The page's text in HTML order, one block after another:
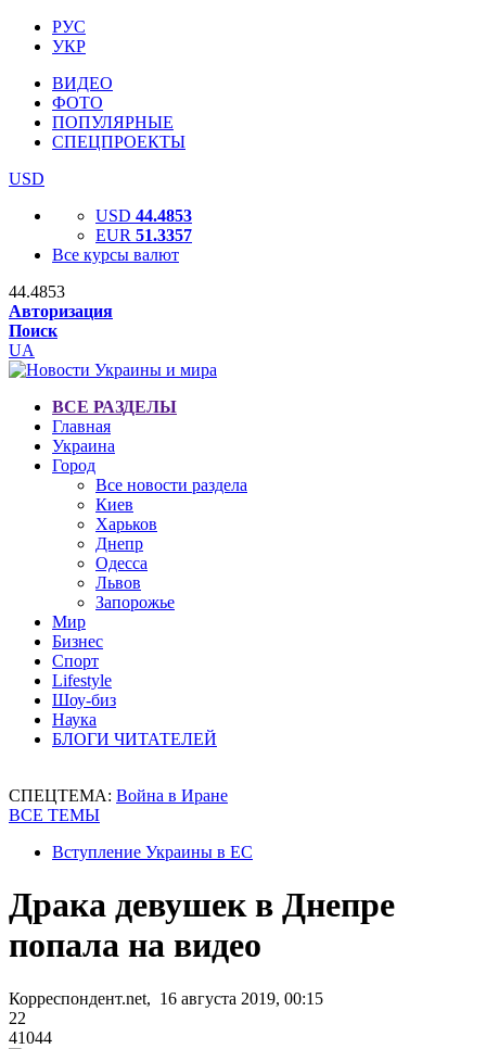
РУС
УКР
ВИДЕО
ФОТО
ПОПУЛЯРНЫЕ
СПЕЦПРОЕКТЫ
USD
USD 44.4853
EUR 51.3357
Все курсы валют
44.4853
Авторизация
Поиск
UA
ВСЕ РАЗДЕЛЫ
Главная
Украина
Город
Все новости раздела
Киев
Харьков
Днепр
Одесса
Львов
Запорожье
Мир
Бизнес
Спорт
Lifestyle
Шоу-биз
Наука
БЛОГИ ЧИТАТЕЛЕЙ
СПЕЦТЕМА: Война в Иране
ВСЕ ТЕМЫ
Вступление Украины в ЕС
Драка девушек в Днепре
попала на видео
Корреспондент.net, 16 августа 2019, 00:15
22
41044